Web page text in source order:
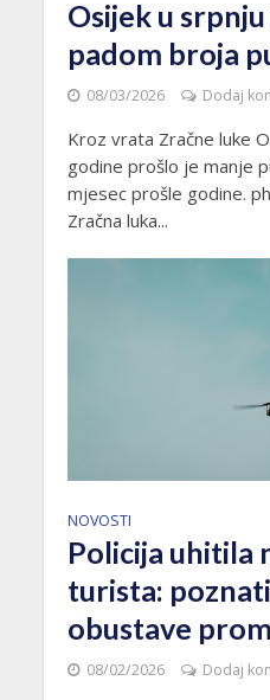
Osijek u
padom broja
08/03/2026 Dodaj
Kroz vrata Zračne luke
godine prošlo je manje
mjesec prošle godine.
Zračna luka...
NOVOSTI
Policija uhitila
turista:
obustave
08/02/2026 Dodaj